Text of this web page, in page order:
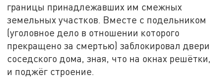
границы принадлежавших им смежных
земельных участков. Вместе с подельником
(уголовное дело в отношении которого
прекращено за смертью) заблокировал двери
соседского дома, зная, что на окнах решётки,
и поджёг строение.